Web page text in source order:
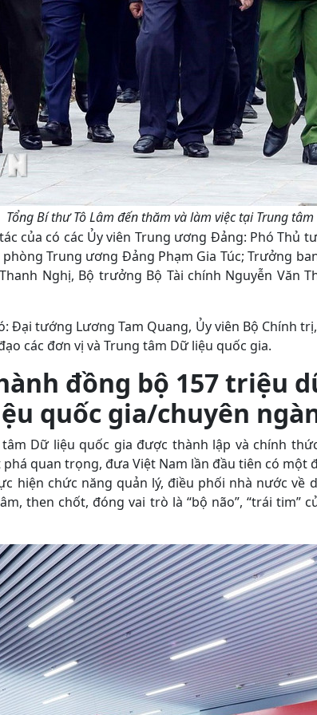
Tổng Bí thư Tô Lâm đến thăm và làm việc tại Trung
của có các Ủy viên Trung ương Đảng: Phó Thủ
phòng Trung ương Đảng Phạm Gia Túc; Trưởng
Nghị, Bộ trưởng Bộ Tài chính Nguyễn Văn
Đại tướng Lương Tam Quang, Ủy viên Bộ Chính
các đơn vị và Trung tâm Dữ liệu quốc gia.
đồng bộ 157 triệu
quốc gia/chuyên
Dữ liệu quốc gia được thành lập và chính
quan trọng, đưa Việt Nam lần đầu tiên có một
hiện chức năng quản lý, điều phối nhà nước về
then chốt, đóng vai trò là “bộ não”, “trái tim”